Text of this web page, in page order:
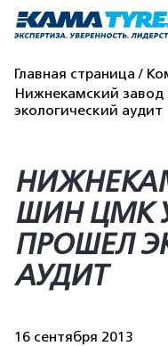
Главная страница
Нижнекамский
экологический аудит
ШИН ЦМК
ПРОШЕЛ
АУДИТ
16 сентября 2013